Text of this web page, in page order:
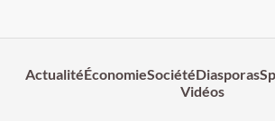
ActualitéÉconomieSociétéDiasporas
Vidéos